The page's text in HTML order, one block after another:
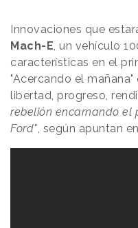
Innovaciones que
Mach-E, un vehículo
características en el
"Acercando el
libertad, progreso,
rebelión encarnando el
Ford", según apuntan